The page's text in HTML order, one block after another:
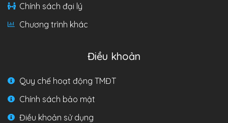
Chính sách đại lý
Chương trình khác
Điều khoản
Quy chế hoạt động TMĐT
Chính sách bảo mật
Điều khoản sử dụng